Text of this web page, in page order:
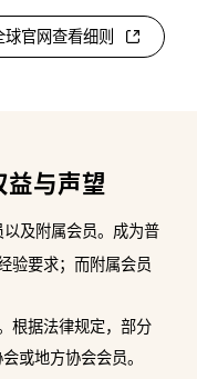
球官网查看细则
益与声望
及附属会员。成为普
验要求；而附属会员
根据法律规定，部分
或地方协会会员。